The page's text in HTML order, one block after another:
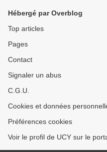
Hébergé par Overblog
Top articles
Pages
Contact
Signaler un abus
C.G.U.
Cookies et données
Préférences cookies
Voir le profil de UCY sur le